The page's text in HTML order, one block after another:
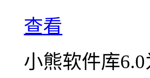
查看
小熊软件库